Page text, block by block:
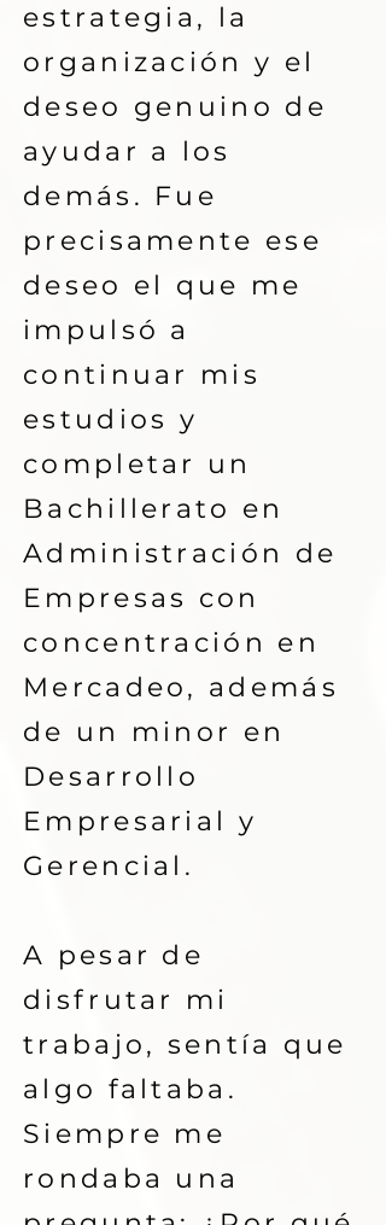
estrategia, la
organización y el
deseo genuino de
ayudar a los
demás. Fue
precisamente ese
deseo el que me
impulsó a
continuar mis
estudios y
completar un
Bachillerato en
Administración de
Empresas con
concentración en
Mercadeo, además
de un minor en
Desarrollo
Empresarial y
Gerencial.
A pesar de
disfrutar mi
trabajo, sentía que
algo faltaba.
Siempre me
rondaba una